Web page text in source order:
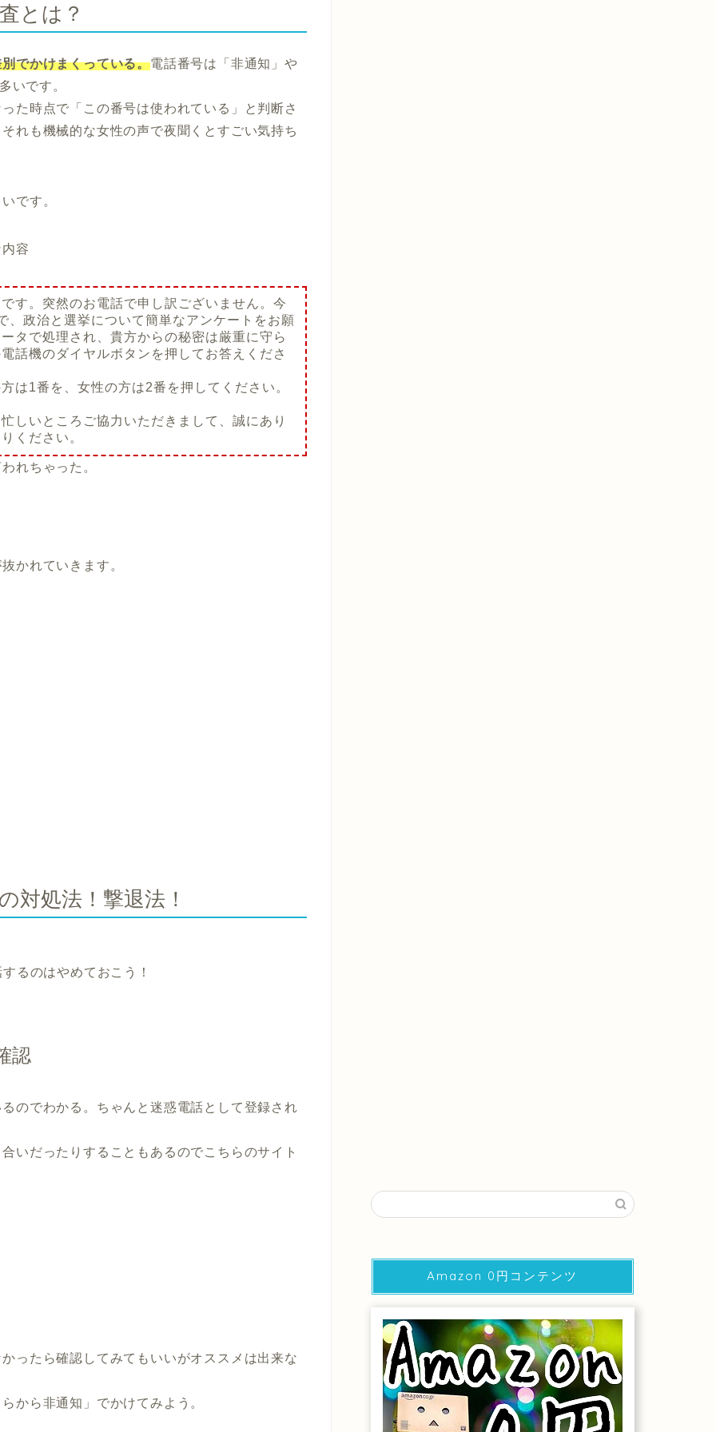
とは？
でかけまくっている。電話番号は「非通知」や
いです。
た時点で「この番号は使われている」と判断さ
れも機械的な女性の声で夜聞くとすごい気持ち
です。
容
す。突然のお電話で申し訳ございません。今
、政治と選挙について簡単なアンケートをお願
タで処理され、貴方からの秘密は厳重に守ら
話機のダイヤルボタンを押してお答えくださ
は1番を、女性の方は2番を押してください。
しいところご協力いただきまして、誠にあり
ください。
れちゃった。
かれていきます。
対処法！撃退法！
るのはやめておこう！
認
のでわかる。ちゃんと迷惑電話として登録され
いだったりすることもあるのでこちらのサイト
ったら確認してみてもいいがオススメは出来な
から非通知」でかけてみよう。
Amazon 0円コンテンツ